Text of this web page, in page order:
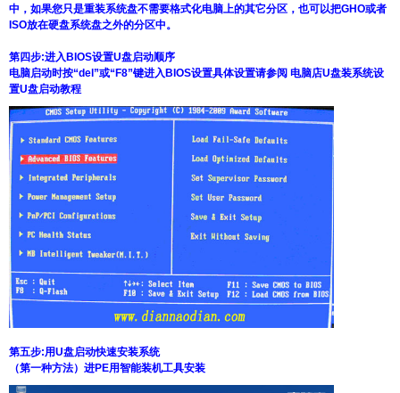
中，如果您只是重装系统盘不需要格式化电脑上的其它分区，也可以把GHO或者
ISO放在硬盘系统盘之外的分区中。
第四步:进入BIOS设置U盘启动顺序
电脑启动时按“del”或“F8”键进入BIOS设置具体设置请参阅 电脑店U盘装系统设
置U盘启动教程
第五步:用U盘启动快速安装系统
（第一种方法）进PE用智能装机工具安装